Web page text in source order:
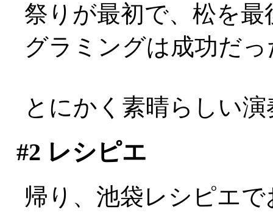
祭りが最初で、松を
グラミングは成功だ
とにかく素晴らしい
#2 レシピエ
帰り、池袋レシピエで